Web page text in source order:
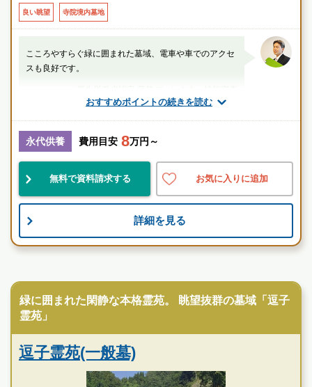
良い眺望 寺院境内墓地
おすすめポイントの続きを読む
こころやすらぐ緑に囲まれた墓域、電車や車でのアクセ
スも良好です。
1級葬祭ディレクター 田中（業界歴15年）
神奈川県 逗子市 東逗子駅
お墓のことなら何でもご相談ください
現地を見学して実際の雰囲気をお確かめください
霊園墓地のプロフェッショナルが無料でご案内いたしま
逗子霊苑の特徴
永代供養 費用目安 8万円～
無料で資料請求する お気に入りに追加
詳細を見る
緑に囲まれた閑静な本格霊苑。 眺望抜群の墓域「逗子
霊苑」
逗子霊苑(一般墓)